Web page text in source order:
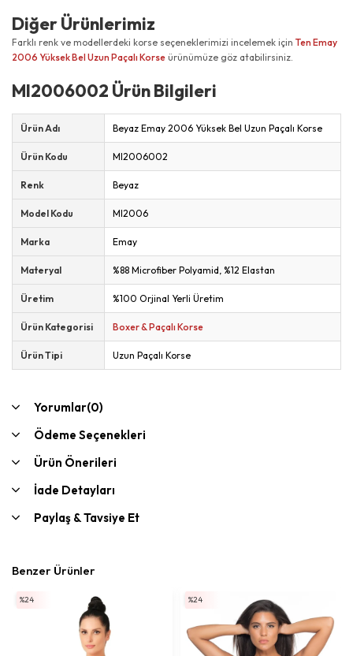
Diğer Ürünlerimiz
Farklı renk ve modellerdeki korse seçeneklerimizi incelemek için Ten Emay
2006 Yüksek Bel Uzun Paçalı Korse ürünümüze göz atabilirsiniz.
MI2006002 Ürün Bilgileri
Ürün Adı Beyaz Emay 2006 Yüksek Bel Uzun Paçalı Korse
Ürün Kodu MI2006002
Renk Beyaz
Model Kodu MI2006
Marka Emay
Materyal %88 Microfiber Polyamid, %12 Elastan
Üretim %100 Orjinal Yerli Üretim
Ürün Kategorisi Boxer & Paçalı Korse
Ürün Tipi Uzun Paçalı Korse
Yorumlar(0)
Ödeme Seçenekleri
Ürün Önerileri
İade Detayları
Paylaş & Tavsiye Et
Benzer Ürünler
%24 %24